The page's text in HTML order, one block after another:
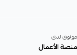
موثوق لدى
منصة الأعمال